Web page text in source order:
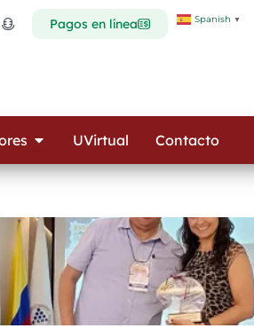
Pagos en línea Spanish ▼
Open Colaboradores
UVirtual Contacto